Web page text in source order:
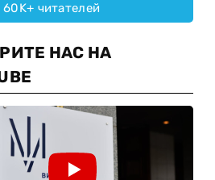
60K+ читателей
НАС НА